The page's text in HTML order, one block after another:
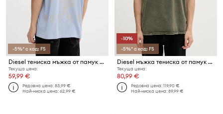
-5%* с код: FS
Diesel тениска мъжка от памук T-BOGGY-V3
Текуща цена:
59,99 €
Редовна цена:83,99 €
Най-ниска цена:62,99 €
-10%
-5%* с код: FS
Diesel мъжка тениска от памук T-BOXT-DEN
Текуща цена:
80,99 €
Редовна цена:119,90 €
Най-ниска цена:89,99 €